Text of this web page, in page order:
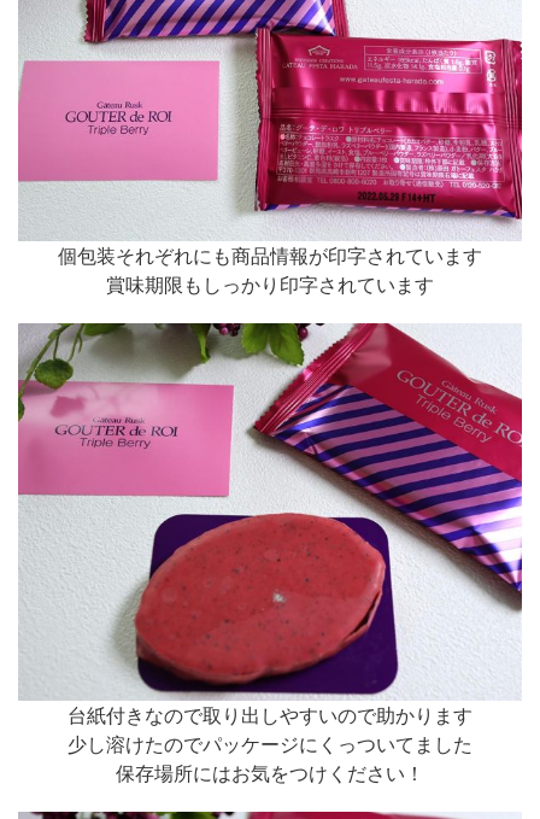
個包装それぞれにも商品情報が印字されています
賞味期限もしっかり印字されています
台紙付きなので取り出しやすいので助かります
少し溶けたのでパッケージにくっついてました
保存場所にはお気をつけください！